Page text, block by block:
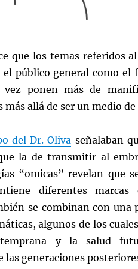
que los temas referidos
público general como el
vez ponen más de
más allá de ser un medio
del Dr. Oliva señalaban
la de transmitir al
“omicas” revelan que
diferentes marcas
se combinan con una
algunos de los
temprana y la salud
las generaciones